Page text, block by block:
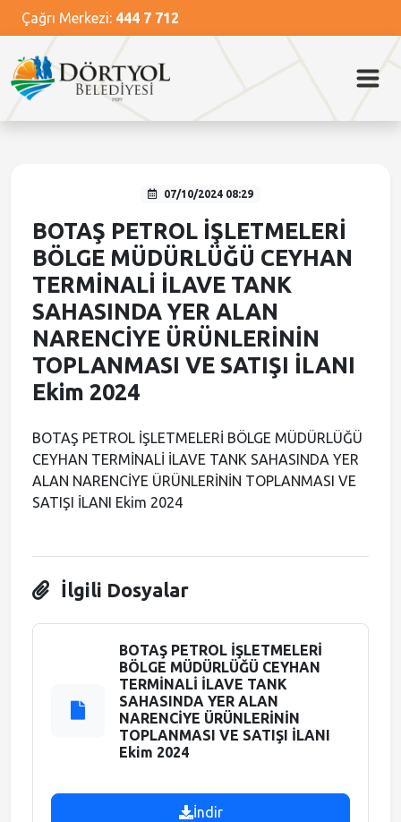
Çağrı Merkezi: 444 7 712
Ana Menü
Kurumsal
Belediye Meclisi
Başkan Yardımcıları
Müdürlükler
Misyon ve Vizyon
Meclis Kararları
Meclis Gündemi
Muhtarlıklar
Stratejik Plan
Ana Menü
Dörtyol
Dörtyol Tarihi
Foto Galeri
Önemli Mekanlar
Ana Menü
Başkan
Başkanın Özgeçmişi
Ana Menü
Hizmetlerimiz
Nikah İşlemleri
Temizlik Hizmetleri
Veterinerlik Hizmetleri
Sosyal Tesisler
Ana Menü
Güncel
Haberler
Medya Haberleri
Duyurular
07/10/2024 08:29
BOTAŞ PETROL İŞLETMELERİ
BÖLGE MÜDÜRLÜĞÜ CEYHAN
TERMİNALİ İLAVE TANK
SAHASINDA YER ALAN
NARENCİYE ÜRÜNLERİNİN
TOPLANMASI VE SATIŞI İLANI
Ekim 2024
BOTAŞ PETROL İŞLETMELERİ BÖLGE MÜDÜRLÜĞÜ
CEYHAN TERMİNALİ İLAVE TANK SAHASINDA YER
ALAN NARENCİYE ÜRÜNLERİNİN TOPLANMASI VE
SATIŞI İLANI Ekim 2024
İlgili Dosyalar
BOTAŞ PETROL İŞLETMELERİ
BÖLGE MÜDÜRLÜĞÜ CEYHAN
TERMİNALİ İLAVE TANK
SAHASINDA YER ALAN
NARENCİYE ÜRÜNLERİNİN
TOPLANMASI VE SATIŞI İLANI
Ekim 2024
İndir